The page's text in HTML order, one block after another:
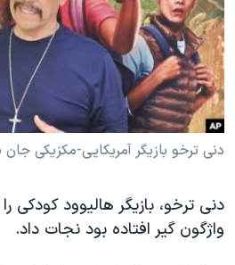
فرهنگ و زندگی
حقوق شهروندی
اقتصادی
علم و فناوری
اسرائیل در جنگ
آرشیو پخش زنده
مستندها
انتخابات ریاست جمهوری آمریکا ۲۰۲۴
حمله جمهوری اسلامی به اسرائیل
رمز مهسا
ورزش زنان در ایران
مجموعه مستندهای دادخواهی
تریبونال مردمی آبان ۹۸
دنبال کنید
زبانهای مختلف
دنی ترخو بازیگر آمریکایی-مکزیکی
دنی ترخو، بازیگر هالیوود کودکی
واژگون گیر افتاده بود نجات داد.